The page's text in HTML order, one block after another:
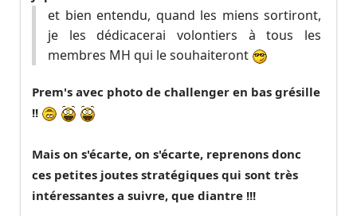
et bien entendu, quand les miens sortiront,
je les dédicacerai volontiers à tous les
membres MH qui le souhaiteront
Prem's avec photo de challenger en bas grésille
!!
Mais on s'écarte, on s'écarte, reprenons donc
ces petites joutes stratégiques qui sont très
intéressantes a suivre, que diantre !!!